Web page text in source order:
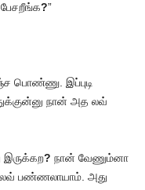
?”
பொண்ணு. இப்புடி
நான் அத லவ்
இருக்கற? நான் வேணும்னா
லவ் பண்ணலாயாம். அது